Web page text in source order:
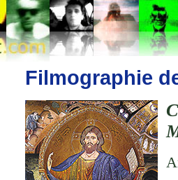
Filmographie